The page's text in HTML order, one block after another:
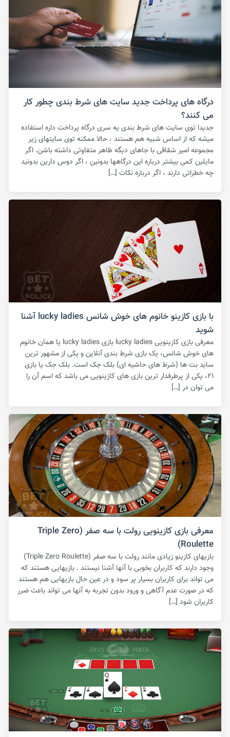
درگاه های پرداخت جدید سایت های شرط بندی چطور کار
می کنند؟
جدیدا توی سایت های شرط بندی یه سری درگاه پرداخت داره استفاده
میشه که از اساس شبیه هم هستند ، حالا ممکنه توی سایتهای زیر
مجموعه امیر شقاقی با جاهای دیگه ظاهر متفاوتی داشته باشن. اگر
مایلین کمی بیشتر درباره این درگاهها بدونین ، اگر دوس دارین بدونید
چه خطراتی دارند ، اگر درباره نکات […]
با بازی کازینو خانوم های خوش شانس lucky ladies آشنا
شوید
معرفی بازی کازینویی lucky ladies بازی lucky ladies یا همان خانوم
های خوش شانس، یک بازی شرط بندی آنلاین و یکی از مشهور ترین
ساید بت ها (شرط های حاشیه ای) بلک جک است‌. بلک جک یا بازی
۲۱، یکی از پرطرفدار ترین بازی های کازینویی می باشد که اسم آن را
می توان در […]
معرفی بازی کازینویی رولت با سه صفر (Triple Zero
Roulette)
بازیهای کازینو زیادی مانند رولت با سه صفر (Triple Zero Roulette)
وجود دارند که کاربران بخوبی با آنها آشنا نیستند . بازیهایی هستند که
می تواند برای کاربران بسیار پر سود و در عین حال بازیهایی هم هستند
که در صورت عدم آگاهی و ورود بدون تجربه به آنها می تواند باعث ضرر
کاربران شود […]